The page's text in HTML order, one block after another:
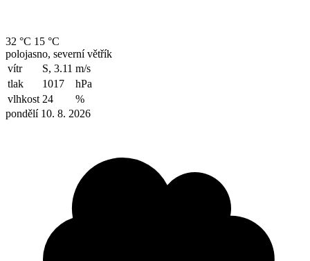
32 °C 15 °C
polojasno, severní větřík
vítr
S, 3.11 m/s
tlak
1017
hPa
vlhkost 24
%
pondělí 10. 8. 2026